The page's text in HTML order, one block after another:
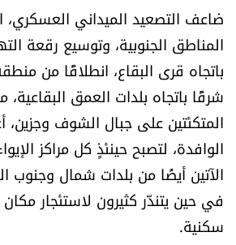
اقرأ تضحك
كاميرا
سجالات
صحّة وصحن
الرياضة
ضاعف التصعيد الميداني
المناطق الجنوبية، وتوسيع رقعة
باتجاه قرى البقاع، انطلاقًا من
شرقًا باتجاه بلدات العمق
المتكئتين على جبال الشوف وجزين،
الوافدة، لتصبح حينئذٍ كل مراكز
الآتين أيضًا من بلدات شمال وجنوب
في حين يتندّر كثيرون لاستئجار
سكنية.